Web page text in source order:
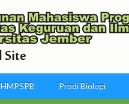
HMPSPB Prodi Biologi